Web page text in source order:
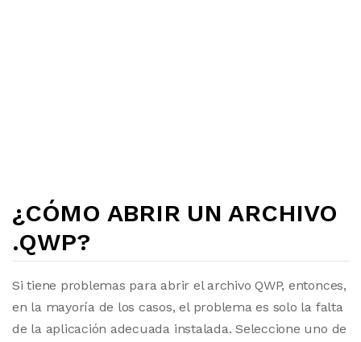
¿CÓMO ABRIR UN ARCHIVO
.QWP?
Si tiene problemas para abrir el archivo QWP, entonces,
en la mayoría de los casos, el problema es solo la falta
de la aplicación adecuada instalada. Seleccione uno de